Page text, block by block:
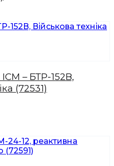
– БТР-152В,
(72531)